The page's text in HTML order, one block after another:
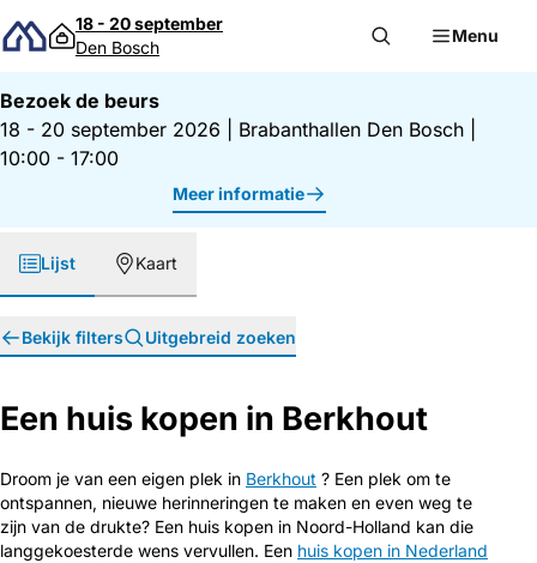
Direct naar inhoud
18 - 20 september
Den Bosch
Menu
Bezoek de beurs
18 - 20 september 2026
Brabanthallen Den Bosch
10:00 - 17:00
Meer informatie
Lijst Kaart
Bekijk filters Uitgebreid zoeken
Een huis kopen in Berkhout
Droom je van een eigen plek in Berkhout ? Een plek om te
ontspannen, nieuwe herinneringen te maken en even weg te
zijn van de drukte? Een huis kopen in Noord-Holland kan die
langgekoesterde wens vervullen. Een huis kopen in Nederland